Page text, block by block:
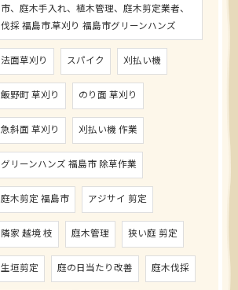
市、庭木手入れ、植木管理、庭木剪定業者、
伐採 福島市.草刈り 福島市グリーンハンズ
法面草刈り スパイク 刈払い機
飯野町 草刈り のり面 草刈り
急斜面 草刈り 刈払い機 作業
グリーンハンズ 福島市 除草作業
庭木剪定 福島市 アジサイ 剪定
隣家 越境 枝 庭木管理 狭い庭 剪定
生垣剪定 庭の日当たり改善 庭木伐採